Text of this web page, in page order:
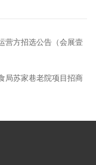
营方招选公告（会展壹
局苏家巷老院项目招商